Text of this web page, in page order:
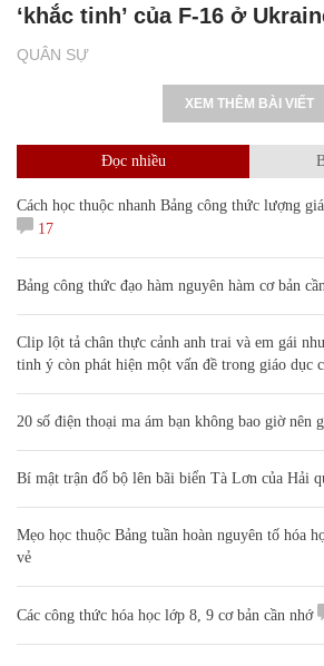
QUÂN SỰ
‘khắc tinh’ của F-16 ở
XEM THÊM BÀI VIẾT
Đọc nhiều
Cách học thuộc nhanh Bảng công thức lượng
17
Bảng công thức đạo hàm nguyên hàm cơ bản
Clip lột tả chân thực cảnh anh trai và em gái
tinh ý còn phát hiện một vấn đề trong giáo dục
20 số điện thoại ma ám bạn không bao giờ nên
Bí mật trận đổ bộ lên bãi biển Tà Lơn của Hải
Mẹo học thuộc Bảng tuần hoàn nguyên tố hóa
vẻ
Các công thức hóa học lớp 8, 9 cơ bản cần nhớ